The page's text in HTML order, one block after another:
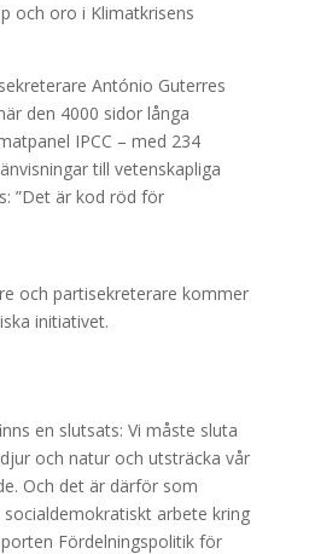
och oro i Klimatkrisens
António Guterres
den 4000 sidor långa
IPCC – med 234
till vetenskapliga
”Det är kod röd för
och partisekreterare kommer
initiativet.
en slutsats: Vi måste sluta
och natur och utsträcka vår
Och det är därför som
arbete kring
Fördelningspolitik för